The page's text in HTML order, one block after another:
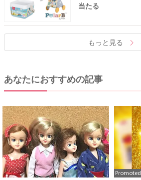
当たる
もっと見る
あなたにおすすめの記事
Promoted